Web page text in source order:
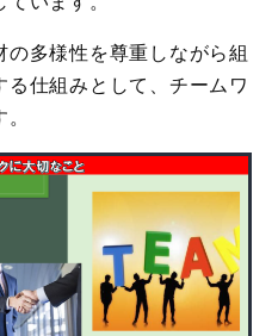
の多様性を尊重しながら組
仕組みとして、チームワ